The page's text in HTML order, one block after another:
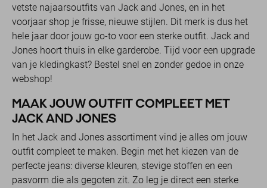
vetste najaarsoutfits van Jack and Jones, en in het
voorjaar shop je frisse, nieuwe stijlen. Dit merk is dus het
hele jaar door jouw go-to voor een sterke outfit. Jack and
Jones hoort thuis in elke garderobe. Tijd voor een upgrade
van je kledingkast? Bestel snel en zonder gedoe in onze
webshop!
MAAK JOUW OUTFIT COMPLEET MET
JACK AND JONES
In het Jack and Jones assortiment vind je alles om jouw
outfit compleet te maken. Begin met het kiezen van de
perfecte jeans: diverse kleuren, stevige stoffen en een
pasvorm die als gegoten zit. Zo leg je direct een sterke